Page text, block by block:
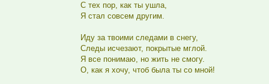
С тех пор, как ты ушла,
Я стал совсем другим.
Иду за твоими следами в снегу,
Следы исчезают, покрытые мглой.
Я все понимаю, но жить не смогу.
О, как я хочу, чтоб была ты со мной!